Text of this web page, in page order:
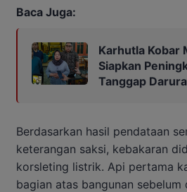
Baca Juga:
Karhutla Kobar
Siapkan
Tanggap
Berdasarkan hasil pendataan
keterangan saksi, kebakaran
korsleting listrik. Api pertama
bagian atas bangunan sebelum